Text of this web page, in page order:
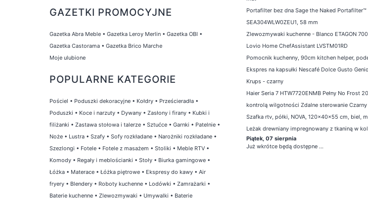
GAZETKI PROMOCYJNE
Gazetka Abra Meble • Gazetka Leroy Merlin • Gazetka OBI •
Gazetka Castorama • Gazetka Brico Marche
Moje ulubione
POPULARNE KATEGORIE
Pościel • Poduszki dekoracyjne • Kołdry • Prześcieradła •
Poduszki • Koce i narzuty • Dywany • Zasłony i firany • Kubki i
filiżanki • Zastawa stołowa i talerze • Sztućce • Garnki • Patelnie •
Noże • Lustra • Szafy • Sofy rozkładane • Narożniki rozkładane •
Szezlongi • Fotele • Fotele z masażem • Stoliki • Meble RTV •
Komody • Regały i meblościanki • Stoły • Biurka gamingowe •
Łóżka • Materace • Łóżka piętrowe • Ekspresy do kawy • Air
fryery • Blendery • Roboty kuchenne • Lodówki • Zamrażarki •
Baterie kuchenne • Zlewozmywaki • Umywalki • Baterie
Portafilter bez dna Sage the Naked Portafilter™
SEA304WLW0ZEU1, 58 mm
Zlewozmywaki kuchenne - Blanco ETAGON
Lovio Home ChefAssistant LVSTM01RD
Pomocnik kuchenny, 90cm kitchen helper,
Ekspres na kapsułki Nescafé Dolce Gusto
Krups - czarny
Haier Seria 7 HTW7720ENMB Pełny No Frost
kontrolą wilgotności Zdalne sterowanie Czarny
Szafka rtv, półki, NOVA, 120x40x55 cm, biel,
Leżak drewniany impregnowany z tkaniną w
Piątek, 07 sierpnia
Już wkrótce będą dostępne ...